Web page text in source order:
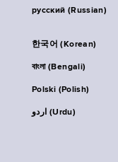
русский (Russian)
한국어 (Korean)
বাংলা (Bengali)
Polski (Polish)
اردو (Urdu)